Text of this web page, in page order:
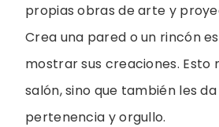
propias obras de arte y
Crea una pared o un rincón
mostrar sus creaciones. Esto
salón, sino que también les
pertenencia y orgullo.